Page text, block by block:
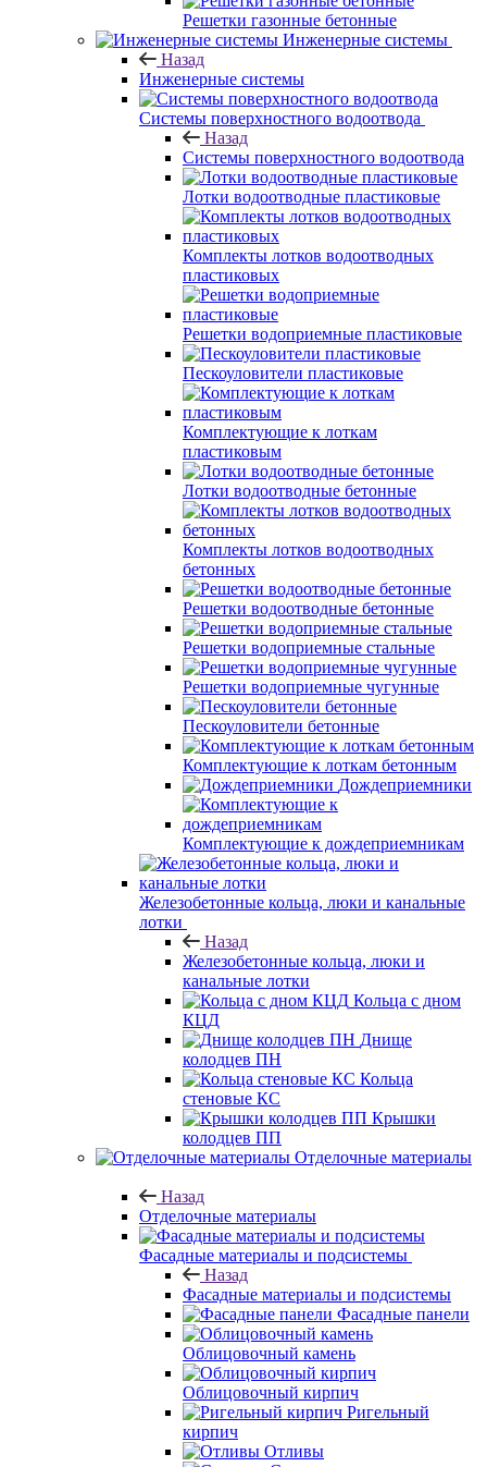
Решетки газонные бетонные
Инженерные системы
Назад
Инженерные системы
Системы поверхностного водоотвода
Назад
Системы поверхностного водоотвода
Лотки водоотводные пластиковые
Комплекты лотков водоотводных
пластиковых
Решетки водоприемные пластиковые
Пескоуловители пластиковые
Комплектующие к лоткам
пластиковым
Лотки водоотводные бетонные
Комплекты лотков водоотводных
бетонных
Решетки водоотводные бетонные
Решетки водоприемные стальные
Решетки водоприемные чугунные
Пескоуловители бетонные
Комплектующие к лоткам бетонным
Дождеприемники
Комплектующие к дождеприемникам
Железобетонные кольца, люки и канальные
лотки
Назад
Железобетонные кольца, люки и
канальные лотки
Кольца с дном
КЦД
Днище
колодцев ПН
Кольца
стеновые КС
Крышки
колодцев ПП
Отделочные материалы
Назад
Отделочные материалы
Фасадные материалы и подсистемы
Назад
Фасадные материалы и подсистемы
Фасадные панели
Облицовочный камень
Облицовочный кирпич
Ригельный
кирпич
Отливы